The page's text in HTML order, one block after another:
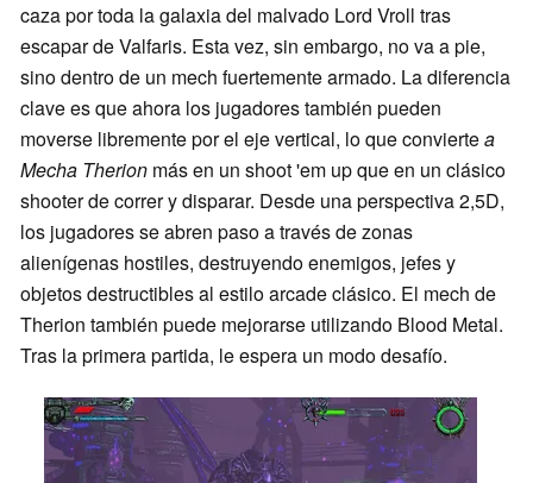
caza por toda la galaxia del malvado Lord Vroll tras
escapar de Valfaris. Esta vez, sin embargo, no va a pie,
sino dentro de un mech fuertemente armado. La diferencia
clave es que ahora los jugadores también pueden
moverse libremente por el eje vertical, lo que conviertea
Mecha Therion más en un shoot 'em up que en un clásico
shooter de correr y disparar. Desde una perspectiva 2,5D,
los jugadores se abren paso a través de zonas
alienígenas hostiles, destruyendo enemigos, jefes y
objetos destructibles al estilo arcade clásico. El mech de
Therion también puede mejorarse utilizando Blood Metal.
Tras la primera partida, le espera un modo desafío.